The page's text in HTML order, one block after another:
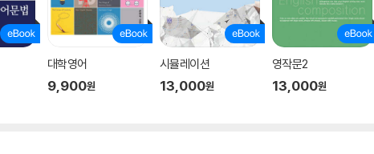
대학영어
9,900원
시뮬레이션
13,000원
영작문2
13,000원